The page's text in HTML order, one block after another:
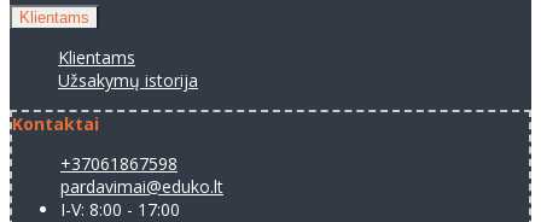
Klientams
Klientams
Užsakymų istorija
Kontaktai
+37061867598
pardavimai@eduko.lt
I-V: 8:00 - 17:00